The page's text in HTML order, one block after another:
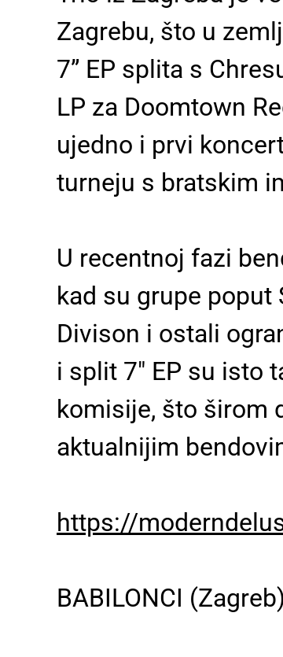
Zagrebu, što u
7” EP splita s
LP za Doomtown
ujedno i prvi
turneju s bratskim
U recentnoj fazi
kad su grupe poput
Divison i ostali
i split 7" EP su isto
komisije, što širom
aktualnijim
https://
BABILONCI (Zagreb)